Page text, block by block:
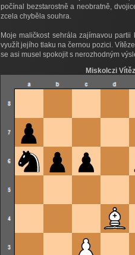
počínal bezstarostně a neobratně,
zcela chyběla souhra.
Moje maličkost sehrála zajímavou
využít jejího tlaku na černou pozici.
se asi musel spokojit s nerozhodným
Miskolczi